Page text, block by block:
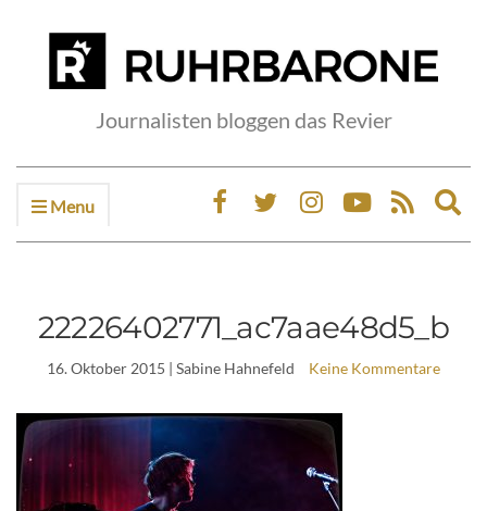
Journalisten bloggen das Revier
Menu
22226402771_ac7aae48d5_b
16. Oktober 2015 | Sabine Hahnefeld Keine Kommentare